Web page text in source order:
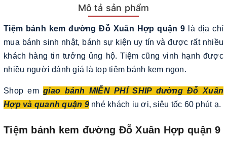
Mô tả sản phẩm
Tiệm bánh kem đường Đỗ Xuân Hợp quận 9 là địa chỉ
mua bánh sinh nhật, bánh sự kiện uy tín và được rất nhiều
khách hàng tin tưởng ủng hộ. Tiệm cũng vinh hạnh được
nhiều người đánh giá là top tiệm bánh kem ngon.
Shop emgiao bánh MIỄN PHÍ SHIP đường Đỗ Xuân
Hợp và quanh quận 9nhé khách iu ơi, siêu tốc 60 phút ạ.
Tiệm bánh kem đường Đỗ Xuân Hợp quận 9